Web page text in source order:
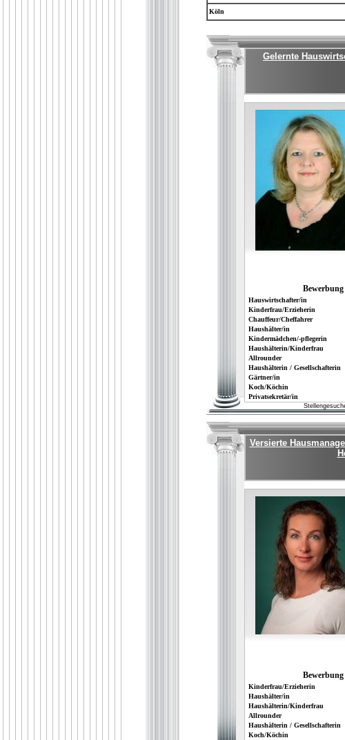
Köln
Gelernte
Bewerbung
Hauswirtschafter/in
Kinderfrau/Erzieherin
Chauffeur/Cheffahrer
Haushälter/in
Kindermädchen/-pflegerin
Haushälterin/Kinderfrau
Allrounder
Haushälterin / Gesellschafterin
Gärtner/in
Koch/Köchin
Privatsekretär/in
Versierte
Bewerbung
Kinderfrau/Erzieherin
Haushälter/in
Haushälterin/Kinderfrau
Allrounder
Haushälterin / Gesellschafterin
Koch/Köchin